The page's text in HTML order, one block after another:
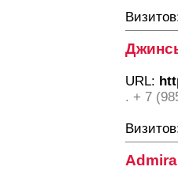
URL:
. + 7